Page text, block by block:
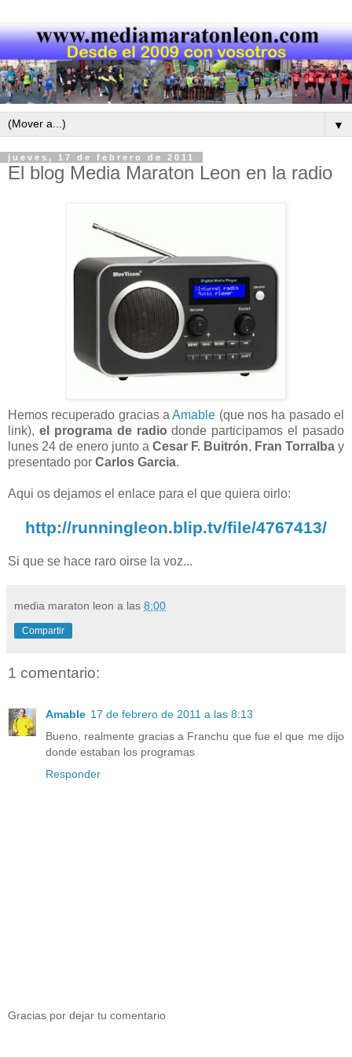
▼
jueves, 17 de febrero de 2011
El blog Media Maraton Leon en la radio
Hemos recuperado gracias aAmable (que nos ha pasado el
link), el programa de radio donde participamos el pasado
lunes 24 de enero junto a Cesar F. Buitrón, Fran Torralba y
presentado por Carlos Garcia.
Aqui os dejamos el enlace para el que quiera oirlo:
http://runningleon.blip.tv/file/4767413/
Si que se hace raro oirse la voz...
media maraton leon a las 8:00
Compartir
1 comentario:
Amable 17 de febrero de 2011 a las 8:13
Bueno, realmente gracias a Franchu que fue el que me dijo
donde estaban los programas
Responder
Gracias por dejar tu comentario